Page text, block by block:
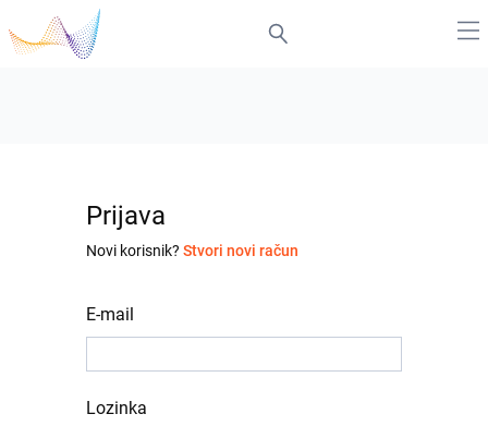
Prijava
Novi korisnik? Stvori novi račun
E-mail
Lozinka